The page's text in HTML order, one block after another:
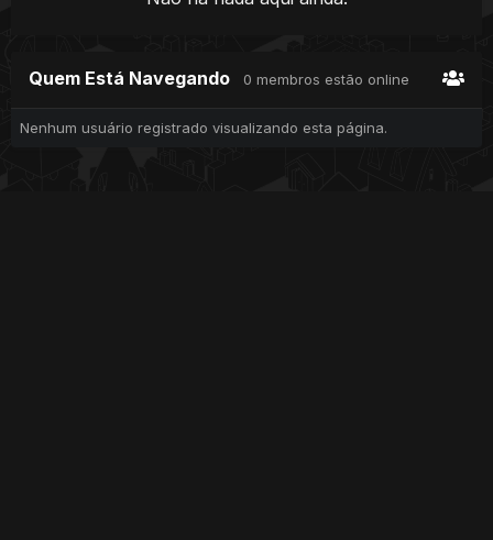
Quem Está Navegando 0 membros estão online
Nenhum usuário registrado visualizando esta página.